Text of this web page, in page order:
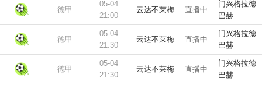
德甲
05-04
21:00
云达不莱梅 直播中
门兴格拉德
巴赫
德甲
05-04
21:30
云达不莱梅 直播中
门兴格拉德
巴赫
德甲
05-04
21:30
云达不莱梅 直播中
门兴格拉德
巴赫